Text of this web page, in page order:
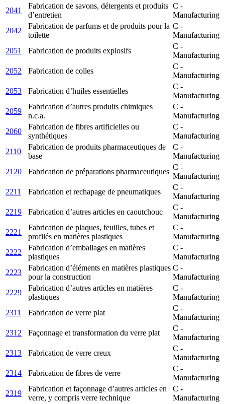
2041
Fabrication de savons, détergents et produits
d’entretien
C -
Manufacturing
2042
Fabrication de parfums et de produits pour la
toilette
C -
Manufacturing
2051
Fabrication de produits explosifs
C -
Manufacturing
2052
Fabrication de colles
C -
Manufacturing
2053
Fabrication d’huiles essentielles
C -
Manufacturing
2059
Fabrication d’autres produits chimiques
n.c.a.
C -
Manufacturing
2060
Fabrication de fibres artificielles ou
synthétiques
C -
Manufacturing
2110
Fabrication de produits pharmaceutiques de
base
C -
Manufacturing
2120
Fabrication de préparations pharmaceutiques
C -
Manufacturing
2211
Fabrication et rechapage de pneumatiques
C -
Manufacturing
2219
Fabrication d’autres articles en caoutchouc
C -
Manufacturing
2221
Fabrication de plaques, feuilles, tubes et
profilés en matières plastiques
C -
Manufacturing
2222
Fabrication d’emballages en matières
plastiques
C -
Manufacturing
2223
Fabrication d’éléments en matières plastiques
pour la construction
C -
Manufacturing
2229
Fabrication d’autres articles en matières
plastiques
C -
Manufacturing
2311
Fabrication de verre plat
C -
Manufacturing
2312
Façonnage et transformation du verre plat
C -
Manufacturing
2313
Fabrication de verre creux
C -
Manufacturing
2314
Fabrication de fibres de verre
C -
Manufacturing
2319
Fabrication et façonnage d’autres articles en
verre, y compris verre technique
C -
Manufacturing